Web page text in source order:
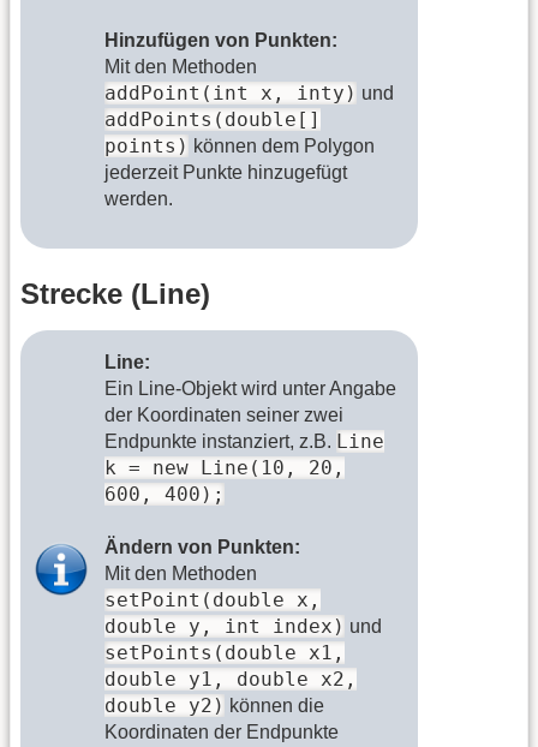
Hinzufügen von Punkten:
Mit den Methoden
addPoint(int x, inty) und
addPoints(double[]
points) können dem Polygon
jederzeit Punkte hinzugefügt
werden.
Strecke (Line)
Line:
Ein Line-Objekt wird unter Angabe
der Koordinaten seiner zwei
Endpunkte instanziert, z.B. Line
k = new Line(10, 20,
600, 400);
Ändern von Punkten:
Mit den Methoden
setPoint(double x,
double y, int index) und
setPoints(double x1,
double y1, double x2,
double y2) können die
Koordinaten der Endpunkte